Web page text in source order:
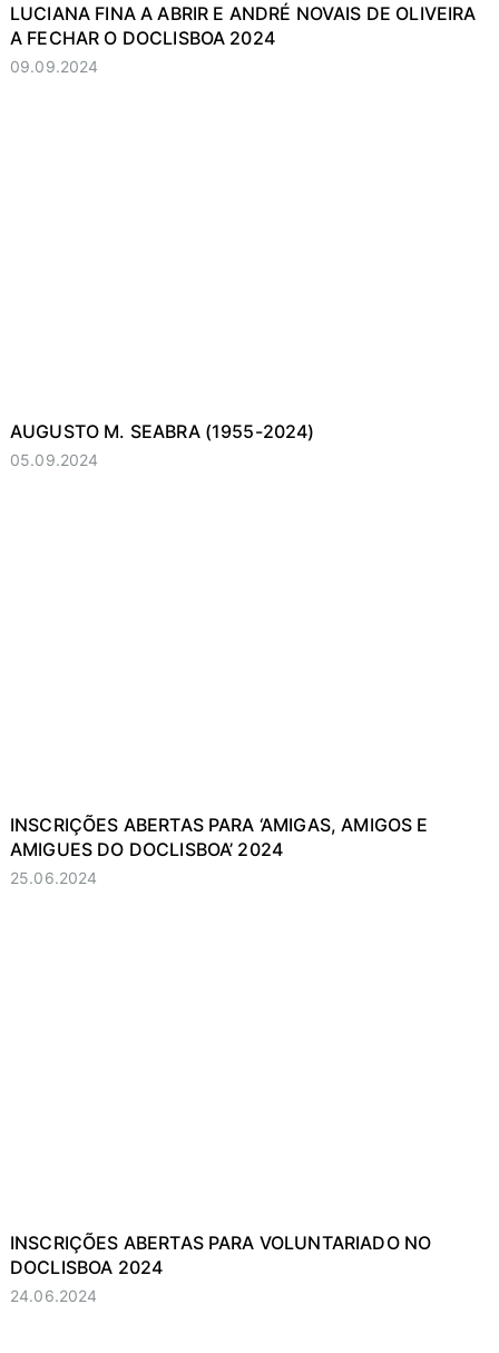
LUCIANA FINA A ABRIR E ANDRÉ NOVAIS DE OLIVEIRA
A FECHAR O DOCLISBOA 2024
09.09.2024
AUGUSTO M. SEABRA (1955-2024)
05.09.2024
INSCRIÇÕES ABERTAS PARA ‘AMIGAS, AMIGOS E
AMIGUES DO DOCLISBOA’ 2024
25.06.2024
INSCRIÇÕES ABERTAS PARA VOLUNTARIADO NO
DOCLISBOA 2024
24.06.2024